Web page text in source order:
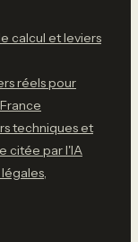
calcul et leviers
réels pour
techniques et
citée par l'IA